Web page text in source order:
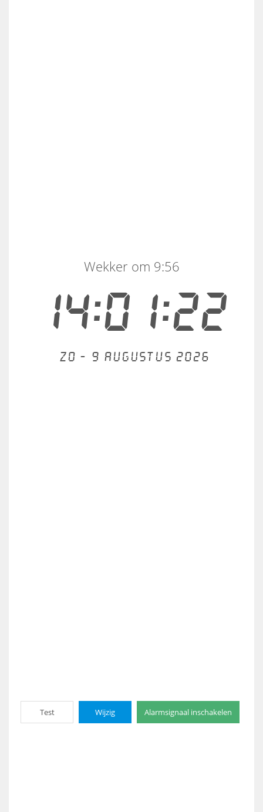
14:01:22
Wekker om 9:56
Zo - 9 augustus 2026
Test Wijzig Alarmsignaal inschakelen